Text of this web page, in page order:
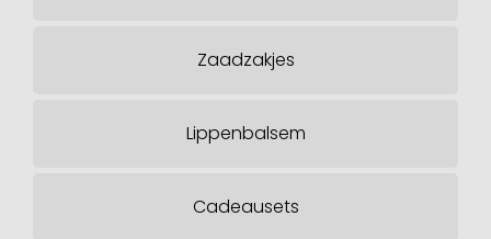
Zaadzakjes
Lippenbalsem
Cadeausets